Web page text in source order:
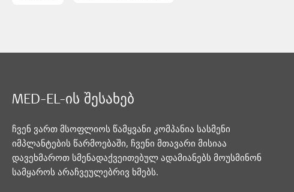
MED-EL-ის შესახებ
ჩვენ ვართ მსოფლიოს წამყვანი კომპანია სასმენი
იმპლანტების წარმოებაში, ჩვენი მთავარი მისიაა
დავეხმაროთ სმენადაქვეითებულ ადამიანებს მოუსმინონ
სამყაროს არაჩვეულებრივ ხმებს.